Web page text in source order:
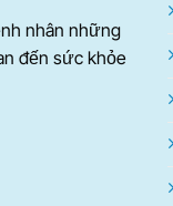
nhân những
đến sức khỏe